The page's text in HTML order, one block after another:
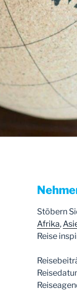
Stöbern
Afrika,
Reise